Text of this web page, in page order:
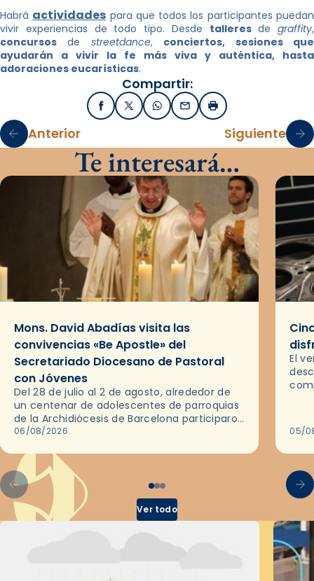
Habrá actividades para que todos los participantes puedan
vivir experiencias de todo tipo. Desde talleresde graffity,
concursos de streetdance, conciertos, sesiones que
ayudarán a vivir la fe más viva y auténtica, hasta
adoraciones eucarísticas.
Compartir:
FacebookX / TwitterWhatsApp
EmailImprimir
Anterior Siguiente
Te interesará…
Mons. David Abadías visita las
convivencias «Be Apostle» del
Secretariado Diocesano de Pastoral
con Jóvenes
Del 28 de julio al 2 de agosto, alrededor de
un centenar de adolescentes de parroquias
de la Archidiócesis de Barcelona participaron
en las convivencias Be Apostle, organizadas
06/08/2026
El
05/
Ver todo